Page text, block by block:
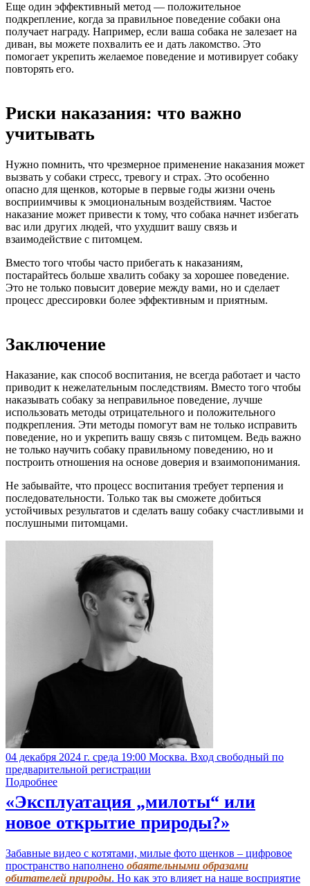
Еще один эффективный метод — положительное
подкрепление, когда за правильное поведение собаки она
получает награду. Например, если ваша собака не залезает на
диван, вы можете похвалить ее и дать лакомство. Это
помогает укрепить желаемое поведение и мотивирует собаку
повторять его.
Риски наказания: что важно
учитывать
Нужно помнить, что чрезмерное применение наказания может
вызвать у собаки стресс, тревогу и страх. Это особенно
опасно для щенков, которые в первые годы жизни очень
восприимчивы к эмоциональным воздействиям. Частое
наказание может привести к тому, что собака начнет избегать
вас или других людей, что ухудшит вашу связь и
взаимодействие с питомцем.
Вместо того чтобы часто прибегать к наказаниям,
постарайтесь больше хвалить собаку за хорошее поведение.
Это не только повысит доверие между вами, но и сделает
процесс дрессировки более эффективным и приятным.
Заключение
Наказание, как способ воспитания, не всегда работает и часто
приводит к нежелательным последствиям. Вместо того чтобы
наказывать собаку за неправильное поведение, лучше
использовать методы отрицательного и положительного
подкрепления. Эти методы помогут вам не только исправить
поведение, но и укрепить вашу связь с питомцем. Ведь важно
не только научить собаку правильному поведению, но и
построить отношения на основе доверия и взаимопонимания.
Не забывайте, что процесс воспитания требует терпения и
последовательности. Только так вы сможете добиться
устойчивых результатов и сделать вашу собаку счастливыми и
послушными питомцами.
04 декабря 2024 г. среда 19:00 Москва. Вход свободный по
предварительной регистрации
Подробнее
«Эксплуатация „милоты“ или
новое открытие природы?»
Забавные видео с котятами, милые фото щенков – цифровое
пространство наполнено обаятельными образами
обитателей природы. Но как это влияет на наше восприятие